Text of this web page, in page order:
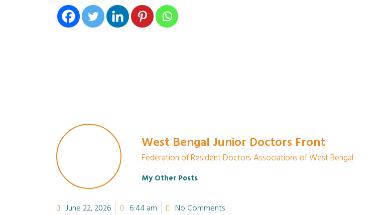
West Bengal Junior Doctors Front
Federation of Resident Doctors Associations of West Bengal
My Other Posts
June 22, 2026 6:44 am No Comments